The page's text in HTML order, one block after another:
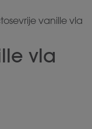
vanille vla
vla